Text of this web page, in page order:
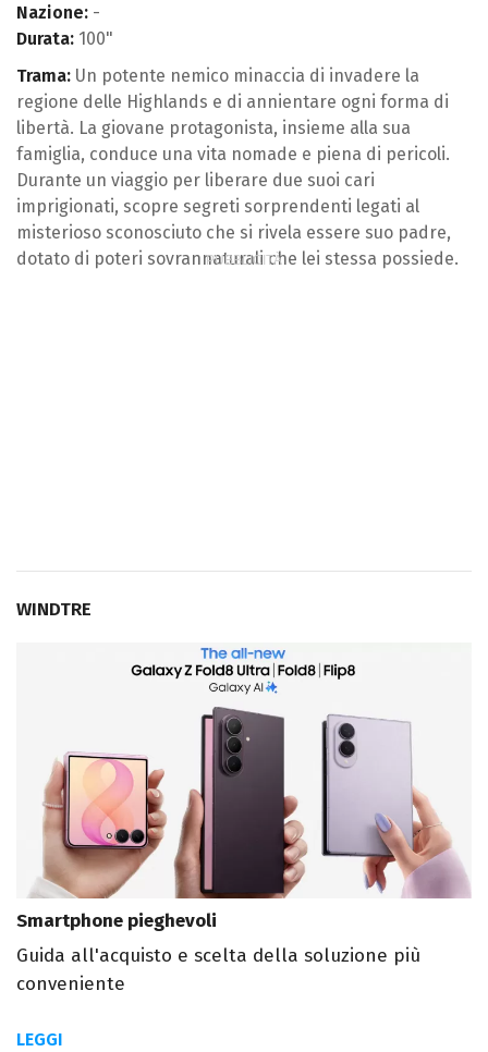
Nazione: -
Durata: 100"
Trama: Un potente nemico minaccia di invadere la
regione delle Highlands e di annientare ogni forma di
libertà. La giovane protagonista, insieme alla sua
famiglia, conduce una vita nomade e piena di pericoli.
Durante un viaggio per liberare due suoi cari
imprigionati, scopre segreti sorprendenti legati al
misterioso sconosciuto che si rivela essere suo padre,
dotato di poteri sovrannaturali che lei stessa possiede.
WINDTRE
Smartphone pieghevoli
Guida all'acquisto e scelta della soluzione più
conveniente
LEGGI